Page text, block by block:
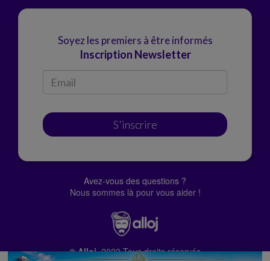
Soyez les premiers à être informés
Inscription Newsletter
S'inscrire
Avez-vous des questions ?
Nous sommes là pour vous aider !
© Alloj.2022 Tous droits réservés